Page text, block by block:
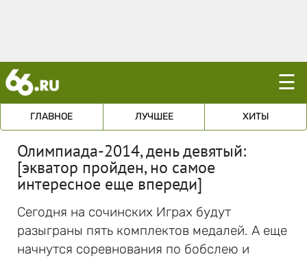
☰
ГЛАВНОЕ ЛУЧШЕЕ ХИТЫ
Олимпиада-2014, день девятый:
[экватор пройден, но самое
интересное еще впереди]
Сегодня на сочинских Играх будут
разыграны пять комплектов медалей. А еще
начнутся соревнования по бобслею и